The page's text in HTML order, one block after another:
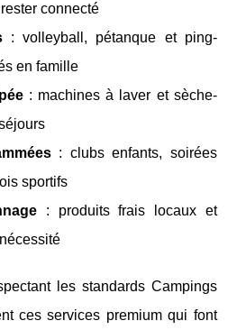
connecté
: volleyball, pétanque et ping-
en famille
: machines à laver et sèche-
: clubs enfants, soirées
sportifs
: produits frais locaux et
les standards Campings
ces services premium qui font